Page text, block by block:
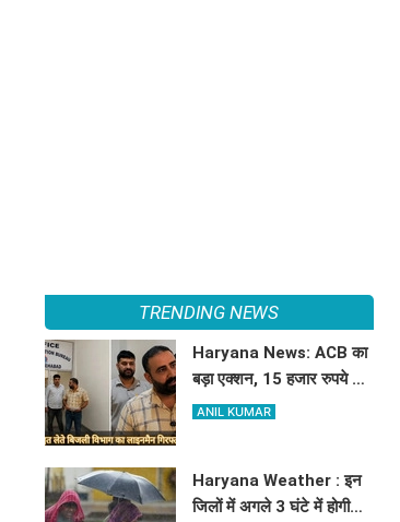
TRENDING NEWS
Haryana News: ACB का
बड़ा एक्शन, 15 हजार रुपये की
रिश्वत लेते बिजली निगम का
ANIL KUMAR
Haryana Weather : इन
जिलों में अगले 3 घंटे में होगी